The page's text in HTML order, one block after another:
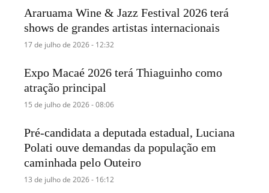
Araruama Wine & Jazz Festival 2026 terá
shows de grandes artistas internacionais
17 de julho de 2026 - 12:32
Expo Macaé 2026 terá Thiaguinho como
atração principal
15 de julho de 2026 - 08:06
Pré-candidata a deputada estadual, Luciana
Polati ouve demandas da população em
caminhada pelo Outeiro
13 de julho de 2026 - 16:12